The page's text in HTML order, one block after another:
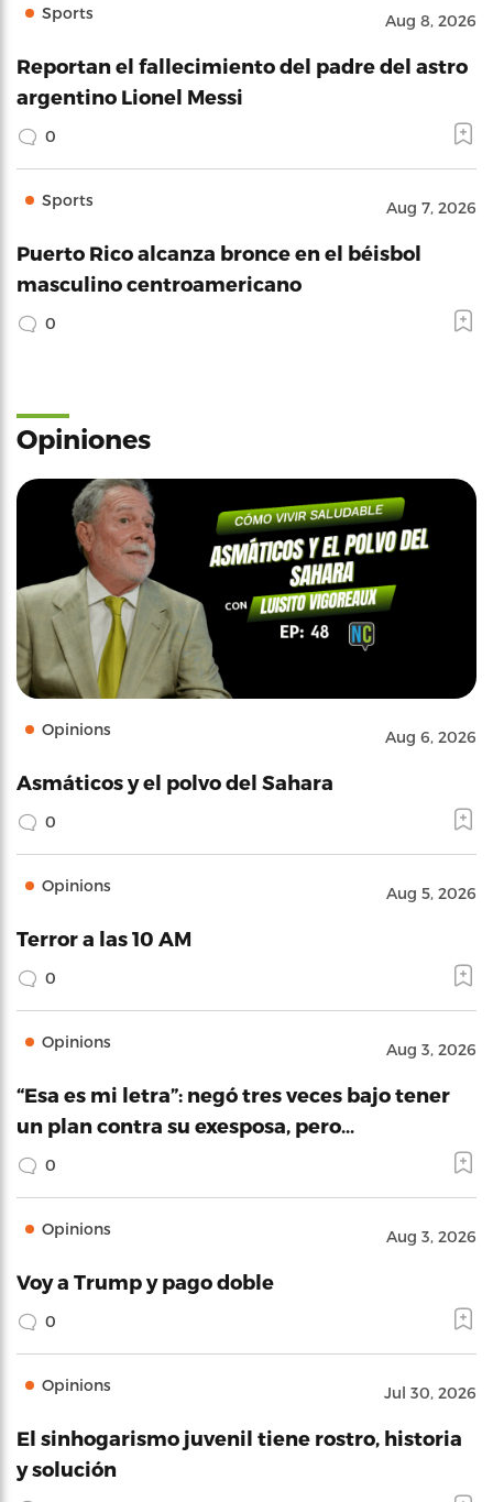
Sports Aug 8, 2026
Reportan el fallecimiento del padre del astro
argentino Lionel Messi
0
Sports Aug 7, 2026
Puerto Rico alcanza bronce en el béisbol
masculino centroamericano
0
Opiniones
Opinions Aug 6, 2026
Asmáticos y el polvo del Sahara
0
Opinions Aug 5, 2026
Terror a las 10 AM
0
Opinions Aug 3, 2026
“Esa es mi letra”: negó tres veces bajo tener
un plan contra su exesposa, pero…
0
Opinions Aug 3, 2026
Voy a Trump y pago doble
0
Opinions Jul 30, 2026
El sinhogarismo juvenil tiene rostro, historia
y solución